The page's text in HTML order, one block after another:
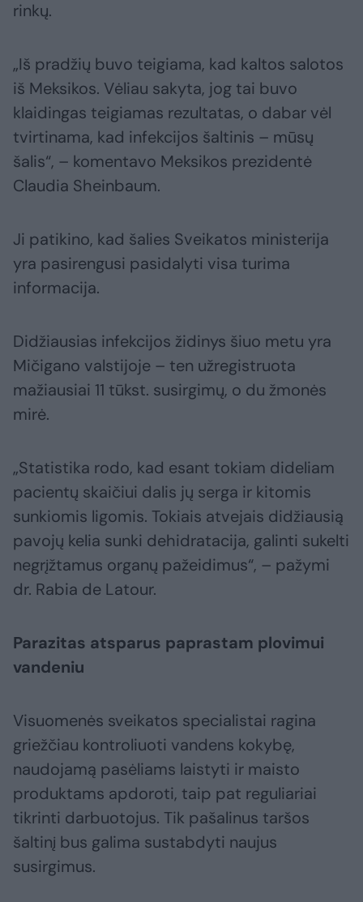
rinkų.
„Iš pradžių buvo teigiama, kad kaltos salotos
iš Meksikos. Vėliau sakyta, jog tai buvo
klaidingas teigiamas rezultatas, o dabar vėl
tvirtinama, kad infekcijos šaltinis – mūsų
šalis“, – komentavo Meksikos prezidentė
Claudia Sheinbaum.
Ji patikino, kad šalies Sveikatos ministerija
yra pasirengusi pasidalyti visa turima
informacija.
Didžiausias infekcijos židinys šiuo metu yra
Mičigano valstijoje – ten užregistruota
mažiausiai 11 tūkst. susirgimų, o du žmonės
mirė.
„Statistika rodo, kad esant tokiam dideliam
pacientų skaičiui dalis jų serga ir kitomis
sunkiomis ligomis. Tokiais atvejais didžiausią
pavojų kelia sunki dehidratacija, galinti sukelti
negrįžtamus organų pažeidimus“, – pažymi
dr. Rabia de Latour.
Parazitas atsparus paprastam plovimui
vandeniu
Visuomenės sveikatos specialistai ragina
griežčiau kontroliuoti vandens kokybę,
naudojamą pasėliams laistyti ir maisto
produktams apdoroti, taip pat reguliariai
tikrinti darbuotojus. Tik pašalinus taršos
šaltinį bus galima sustabdyti naujus
susirgimus.